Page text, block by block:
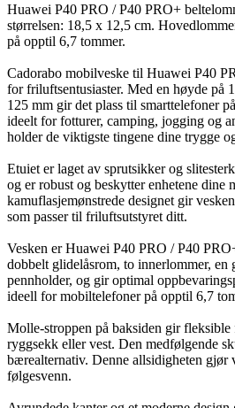
Huawei P40 PRO / P40 PRO+
størrelsen: 18,5 x 12,5 cm.
på opptil 6,7 tommer.
Cadorabo mobilveske til Huawei P40
for friluftsentusiaster. Med en høyde på
125 mm gir det plass til smarttelefoner
ideelt for fotturer, camping, jogging og
holder de viktigste tingene dine trygge
Etuiet er laget av sprutsikker og
og er robust og beskytter enhetene dine
kamuflasjemønstrede designet gir
som passer til friluftsutstyret ditt.
Vesken er Huawei P40 PRO / P40
dobbelt glidelåsrom, to innerlommer, en
pennholder, og gir optimal
ideell for mobiltelefoner på opptil 6,7
Molle-stroppen på baksiden gir fleksible
ryggsekk eller vest. Den medfølgende
bærealternativ. Denne allsidigheten
følgesvenn.